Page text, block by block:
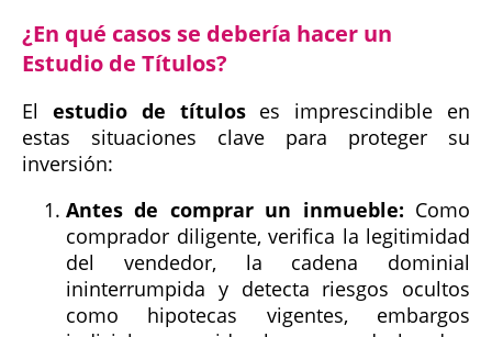
¿En qué casos se debería hacer un
Estudio de Títulos?
El estudio de títuloses imprescindible en
estas situaciones clave para proteger su
inversión:
Antes de comprar un inmueble: Como
comprador diligente, verifica la legitimidad
del vendedor, la cadena dominial
ininterrumpida y detecta riesgos ocultos
como hipotecas vigentes, embargos